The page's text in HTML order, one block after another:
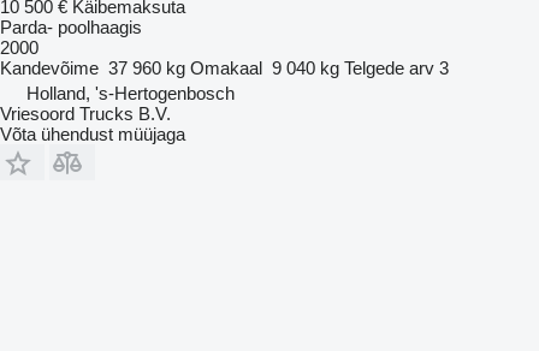
10 500 € Käibemaksuta
Parda- poolhaagis
2000
Kandevõime 37 960 kg Omakaal 9 040 kg Telgede arv 3
Holland, 's-Hertogenbosch
Vriesoord Trucks B.V.
Võta ühendust müüjaga